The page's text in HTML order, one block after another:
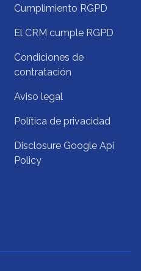
Cumplimiento RGPD
El CRM cumple RGPD
Condiciones de
contratación
Aviso legal
Política de privacidad
Disclosure Google Api
Policy